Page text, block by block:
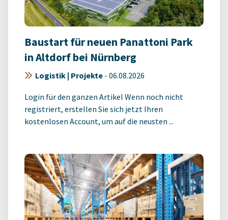
Baustart für neuen Panattoni Park
in Altdorf bei Nürnberg
Logistik | Projekte - 06.08.2026
Login für den ganzen Artikel Wenn noch nicht
registriert, erstellen Sie sich jetzt Ihren
kostenlosen Account, um auf die neusten ...